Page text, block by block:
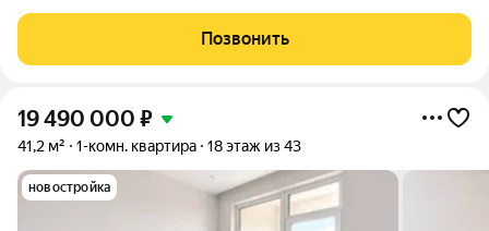
денег. Все самые
Позвонить
19 490 000 ₽
41,2 м² 1-комн. квартира 18 этаж из 43
новостройка